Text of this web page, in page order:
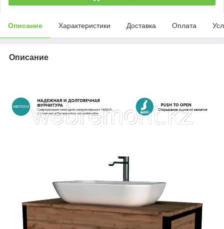
Описание Характеристики Доставка Оплата
Описание